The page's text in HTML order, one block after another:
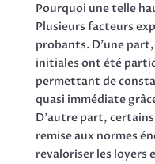
Pourquoi une telle
Plusieurs facteurs
probants. D’une
initiales ont été
permettant de
quasi immédiate
D’autre part,
remise aux normes
revaloriser les loyers